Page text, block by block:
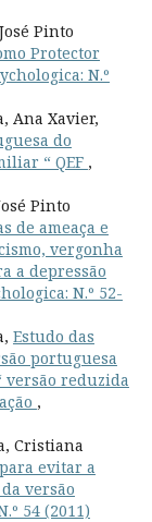
Pinto
Protector
N.º
Ana Xavier,
do
“ QEF ,
Pinto
de ameaça e
vergonha
a depressão
N.º 52-
Estudo das
portuguesa
versão reduzida
,
Cristiana
evitar a
versão
54 (2011)